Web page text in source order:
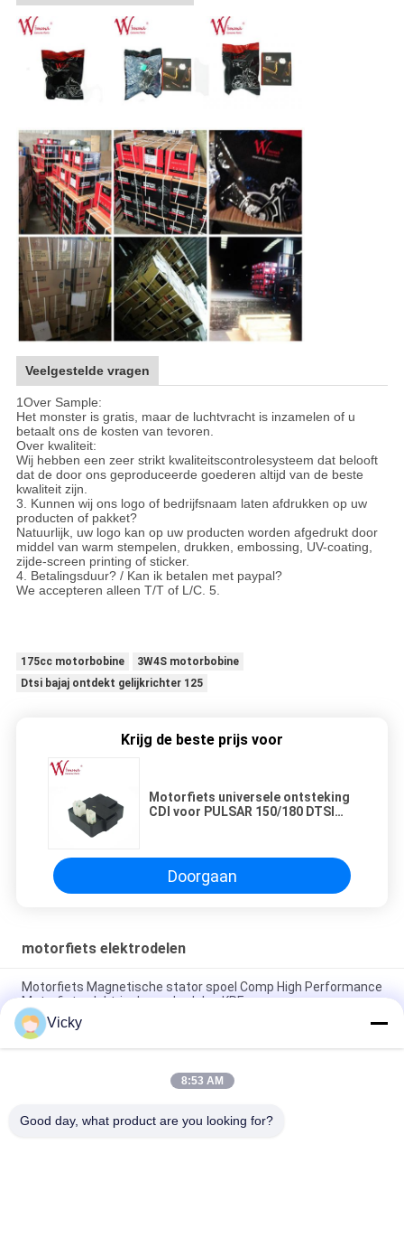
Veelgestelde vragen
1Over Sample:
Het monster is gratis, maar de luchtvracht is inzamelen of u
betaalt ons de kosten van tevoren.
Over kwaliteit:
Wij hebben een zeer strikt kwaliteitscontrolesysteem dat belooft
dat de door ons geproduceerde goederen altijd van de beste
kwaliteit zijn.
3. Kunnen wij ons logo of bedrijfsnaam laten afdrukken op uw
producten of pakket?
Natuurlijk, uw logo kan op uw producten worden afgedrukt door
middel van warm stempelen, drukken, embossing, UV-coating,
zijde-screen printing of sticker.
4. Betalingsduur? / Kan ik betalen met paypal?
We accepteren alleen T/T of L/C. 5.
175cc motorbobine
3W4S motorbobine
Dtsi bajaj ontdekt gelijkrichter 125
Krijg de beste prijs voor
Motorfiets universele ontsteking
CDI voor PULSAR 150/180 DTSI
Doorgaan
motorfiets elektrodelen
Motorfiets Magnetische stator spoel Comp High Performance
Motorfiets elektrische onderdelen KRF
Elektrische motorfiets relais connector Kriss 100 voor B2B
kopers Goede prestaties Mannelijke 6.3mm
Elektrische schakelaar relais voor NOUVO mannelijke
Vicky
8:53 AM
Good day, what product are you looking for?